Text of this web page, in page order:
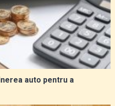
auto pentru a